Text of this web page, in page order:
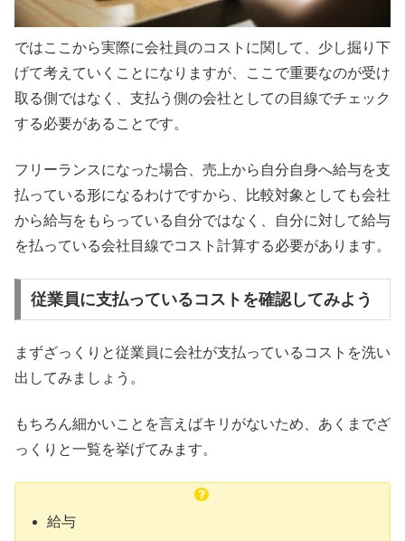
ではここから実際に会社員のコストに関して、少し掘り下
げて考えていくことになりますが、ここで重要なのが受け
取る側ではなく、支払う側の会社としての目線でチェック
する必要があることです。
フリーランスになった場合、売上から自分自身へ給与を支
払っている形になるわけですから、比較対象としても会社
から給与をもらっている自分ではなく、自分に対して給与
を払っている会社目線でコスト計算する必要があります。
従業員に支払っているコストを確認してみよう
まずざっくりと従業員に会社が支払っているコストを洗い
出してみましょう。
もちろん細かいことを言えばキリがないため、あくまでざ
っくりと一覧を挙げてみます。
給与